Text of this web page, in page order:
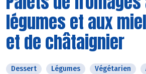
légumes et aux
et de châtaignier
Dessert Légumes Végétarien